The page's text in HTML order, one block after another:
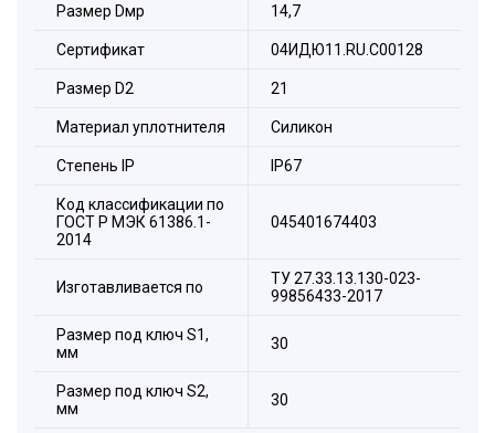
Состав комплекта:
Размер Dмр 14,7
Сертификат 04ИДЮ11.RU.С00128
Размер D2 21
Материал уплотнителя Силикон
Стeпень IP IP67
Код классификации по
ГОСТ Р МЭК 61386.1-
2014
045401674403
Изготавливается по
ТУ 27.33.13.130-023-
99856433-2017
Размер под ключ S1,
мм
30
Размер под ключ S2,
мм
30